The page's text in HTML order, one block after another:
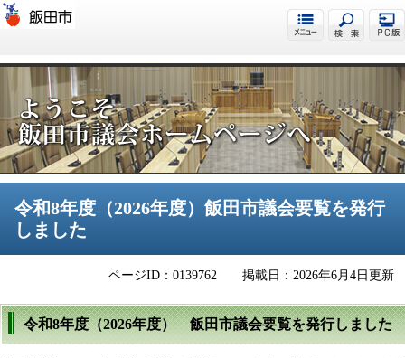
飯田市議会
令和8年度（2026年度）飯田市議会要覧を発行
しました
ページID：0139762 掲載日：2026年6月4日更新
令和8年度（2026年度） 飯田市議会要覧を発行しました